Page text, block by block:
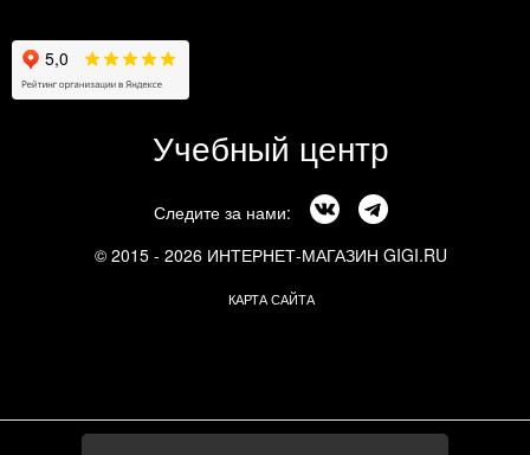
Учебный центр
Следите за нами:
© 2015 - 2026 ИНТЕРНЕТ-МАГАЗИН GIGI.RU
КАРТА САЙТА